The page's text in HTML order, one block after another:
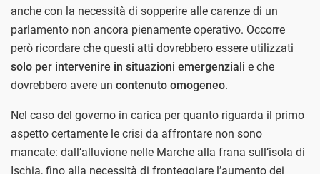
anche con la necessità di sopperire alle carenze di un
parlamento non ancora pienamente operativo. Occorre
però ricordare che questi atti dovrebbero essere utilizzati
solo per intervenire in situazioni emergenziali e che
dovrebbero avere un contenuto omogeneo.
Nel caso del governo in carica per quanto riguarda il primo
aspetto certamente le crisi da affrontare non sono
mancate: dall’alluvione nelle Marche alla frana sull’isola di
Ischia, fino alla necessità di fronteggiare l’aumento dei